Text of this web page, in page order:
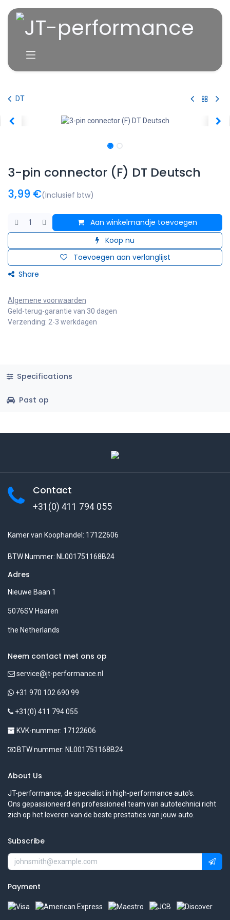
DT
3-pin connector (F) DT Deutsch
3,99 €(Inclusief btw)
Aan winkelmandje toevoegen
Koop nu
Toevoegen aan verlanglijst
Share
Algemene voorwaarden
Geld-terug-garantie van 30 dagen
Verzending: 2-3 werkdagen
Specifications
Past op
Contact
+31(0) 411 794 055
Kamer van Koophandel: 17122606
BTW Nummer: NL001751168B24
Adres
Nieuwe Baan 1
5076SV Haaren
the Netherlands
Neem contact met ons op
service@jt-performance.nl
+31 970 102 690 99
+31(0) 411 794 055
KVK-nummer: 17122606
BTW nummer: NL001751168B24
About Us
JT-performance, de specialist in high-performance auto's.
Ons gepassioneerd en professioneel team van autotechnici richt
zich op het leveren van de beste prestaties van jouw auto.
Subscribe
Payment